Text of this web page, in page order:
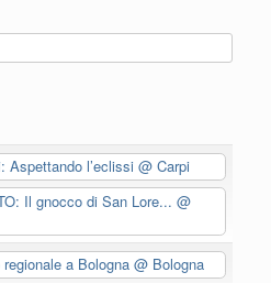
Aspettando l’eclissi @ Carpi
Il gnocco di San Lore... @
a Bologna @ Bologna